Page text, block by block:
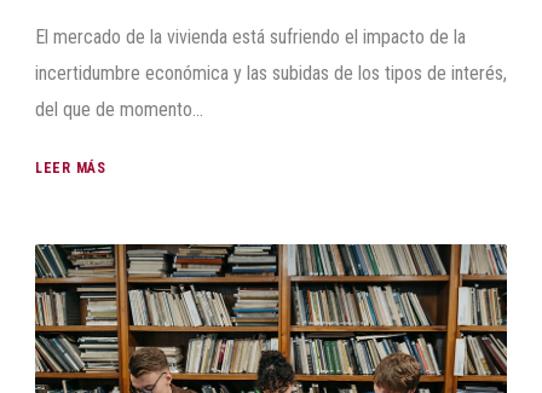
El mercado de la vivienda está sufriendo el impacto de la
incertidumbre económica y las subidas de los tipos de interés,
del que de momento...
LEER MÁS